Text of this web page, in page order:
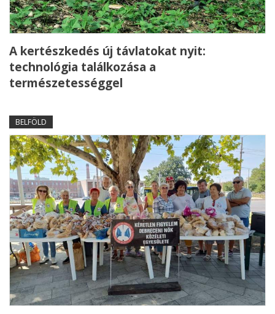
A kertészkedés új távlatokat nyit:
technológia találkozása a
természetességgel
BELFÖLD